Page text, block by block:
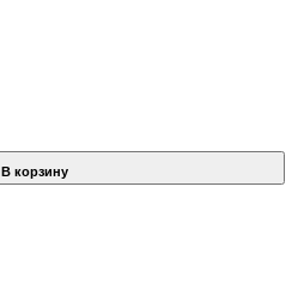
В корзину